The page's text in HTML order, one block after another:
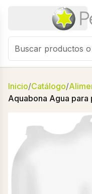
Inicio/Catálogo/
Aquabona Agua para